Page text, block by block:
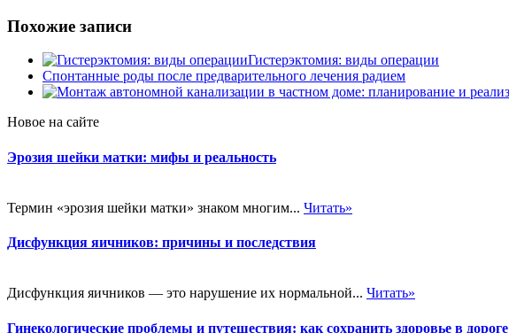
Похожие записи
Гистерэктомия: виды операции
Спонтанные роды после предварительного лечения радием
Новое на сайте
Эрозия шейки матки: мифы и реальность
Термин «эрозия шейки матки» знаком многим... Читать»
Дисфункция яичников: причины и последствия
Дисфункция яичников — это нарушение их нормальной... Читать»
Гинекологические проблемы и путешествия: как сохранить здоровье в дороге